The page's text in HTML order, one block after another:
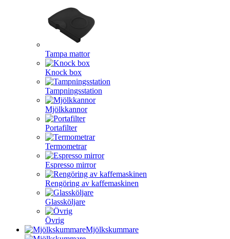
Tampa mattor
Knock box
Tampningsstation
Mjölkkannor
Portafilter
Termometrar
Espresso mirror
Rengöring av kaffemaskinen
Glassköljare
Övrig
Mjölkskummare